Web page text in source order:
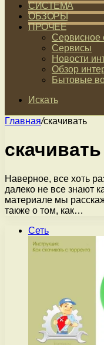
СИСТЕМА
ОБЗОРЫ
ПРОЧЕЕ
Сервисное
Сервисы
Новости
Обзор
Бытовые
Искать
Главная/скачивать
скачивать
Наверное, все хоть
далеко не все знают
материале мы
также о том, как…
Сеть